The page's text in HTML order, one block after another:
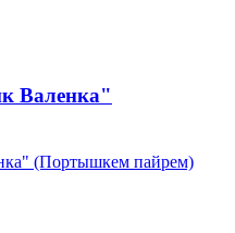
Валенка"
(Портышкем пайрем)